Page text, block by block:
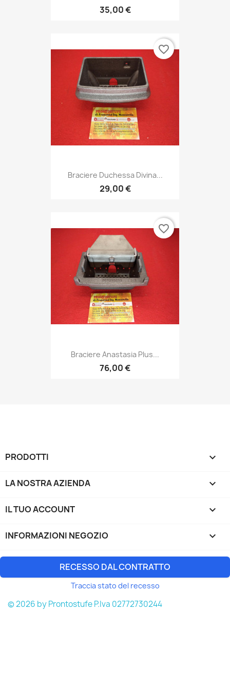
35,00 €
Braciere Duchessa Divina...
29,00 €
favorite_border
Braciere Anastasia Plus...
76,00 €
favorite_border
PRODOTTI 
LA NOSTRA AZIENDA 
IL TUO ACCOUNT 
INFORMAZIONI NEGOZIO keyboard_arrow_down
RECESSO DAL CONTRATTO
Traccia stato del recesso
© 2026 by Prontostufe P.Iva 02772730244